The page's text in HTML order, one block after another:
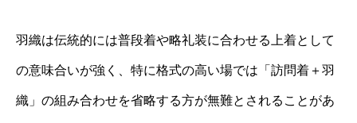
羽織は伝統的には普段着や略礼装に合わせる上着として
の意味合いが強く、特に格式の高い場では「訪問着＋羽
織」の組み合わせを省略する方が無難とされることがあ